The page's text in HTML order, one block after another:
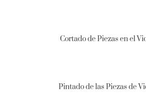
Cortado de Piezas en el
Pintado de las Piezas de